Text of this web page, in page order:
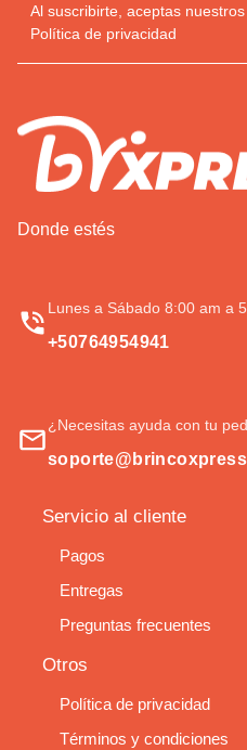
Al suscribirte, aceptas nuestros
Política de privacidad
Donde estés
Lunes a Sábado 8:00 am a
+50764954941
¿Necesitas ayuda con tu
Servicio al cliente
Pagos
Entregas
Preguntas frecuentes
Otros
Política de privacidad
Términos y condiciones